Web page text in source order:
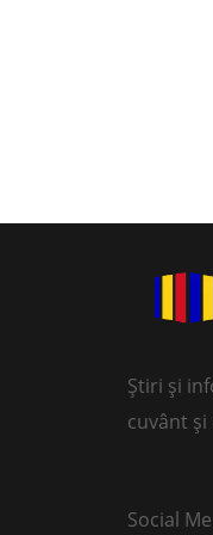
Știri și
cuvânt
Social